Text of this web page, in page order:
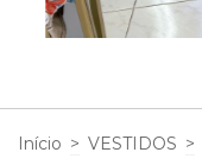
Início > VESTIDOS >